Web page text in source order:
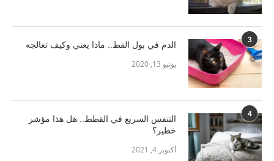
3 الدم في بول القط.. ماذا يعني وكيف تعالجه
يونيو 13, 2020
4
التنفس السريع في القطط.. هل هذا مؤشر
خطير؟
أكتوبر 4, 2021